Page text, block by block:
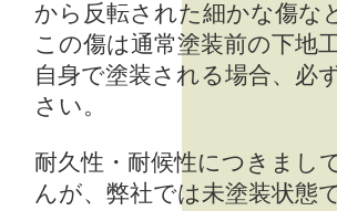
から反転された細かな傷な
この傷は通常塗装前の下地
自身で塗装される場合、必
さい。
耐久性・耐候性につきまし
んが、弊社では未塗装状態